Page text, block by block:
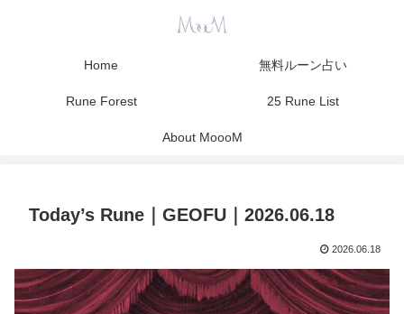
Home 無料ルーン占い
Rune Forest 25 Rune List
About MoooM
Today’s Rune｜GEOFU｜2026.06.18
2026.06.18